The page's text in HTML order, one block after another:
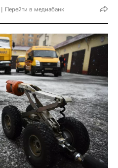
Перейти в медиабанк